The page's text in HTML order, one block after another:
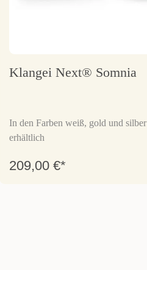
Klangei Next® Somnia
In den Farben weiß, gold und silber
erhältlich
209,00 €*